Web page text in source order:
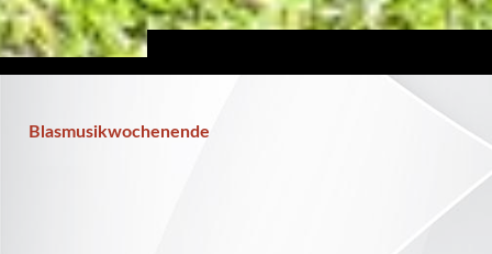
Blasmusikwochenende